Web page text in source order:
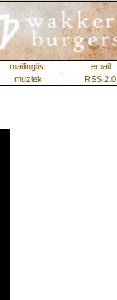
mailinglist
email
muziek RSS 2.0